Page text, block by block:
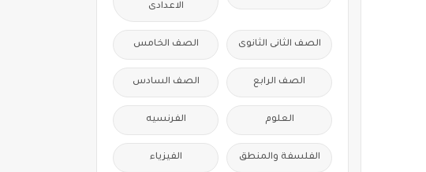
الاعدادى
الصف الثانى الثانوى الصف الخامس
الصف الرابع الصف السادس
العلوم الفرنسيه
الفلسفة والمنطق الفيزياء